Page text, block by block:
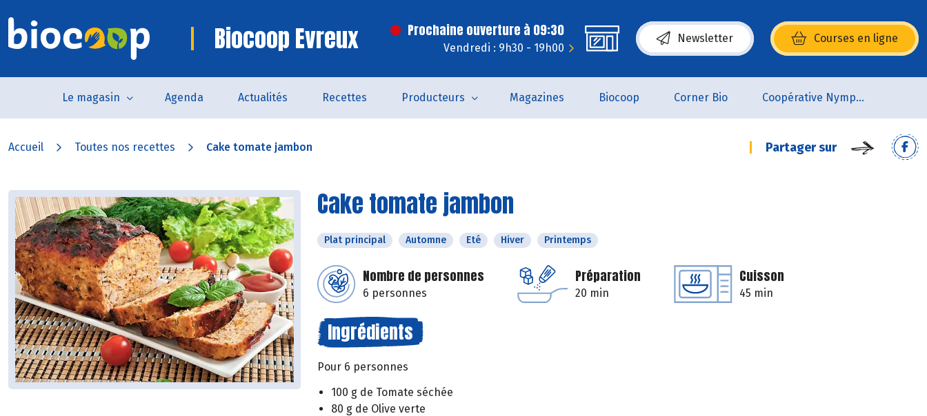
Biocoop Evreux Prochaine ouverture à 09:30
Vendredi : 9h30 - 19h00
Newsletter Courses en ligne
(s’ouvre dans une nouvelle fenêtre)
Le magasin Agenda Actualités Recettes Producteurs Magazines Biocoop Corner Bio Coopérative Nymphéa
Accueil Toutes nos recettes Cake tomate jambon Partager sur
Cake tomate jambon
Plat principal Automne Eté Hiver Printemps
Nombre de personnes
6 personnes
Préparation
20 min
Cuisson
45 min
Ingrédients
Pour 6 personnes
100 g de Tomate séchée
80 g de Olive verte